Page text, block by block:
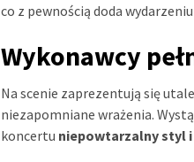
co z pewnością doda
Wykonawcy
Na scenie zaprezentują się
niezapomniane wrażenia.
koncertu niepowtarzalny styl